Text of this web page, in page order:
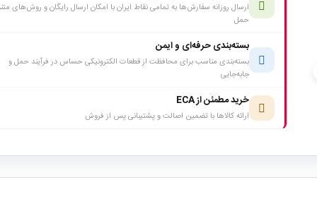
ارسال روزانه سفارش‌ها به تمامی نقاط ایران با امکان ارسال رایگان و روش‌های
حمل
بسته‌بندی حرفه‌ای و ایمن
بسته‌بندی مناسب برای محافظت از قطعات الکترونیکی حساس در فرآیند حمل و
جابه‌جایی
خرید مطمئن از ECA
ارائه کالاها با تضمین اصالت و پشتیبانی پس از فروش